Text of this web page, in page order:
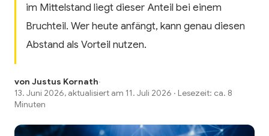
im Mittelstand liegt dieser Anteil bei einem
Bruchteil. Wer heute anfängt, kann genau diesen
Abstand als Vorteil nutzen.
von Justus Kornath·
13. Juni 2026, aktualisiert am 11. Juli 2026 · Lesezeit: ca. 8
Minuten